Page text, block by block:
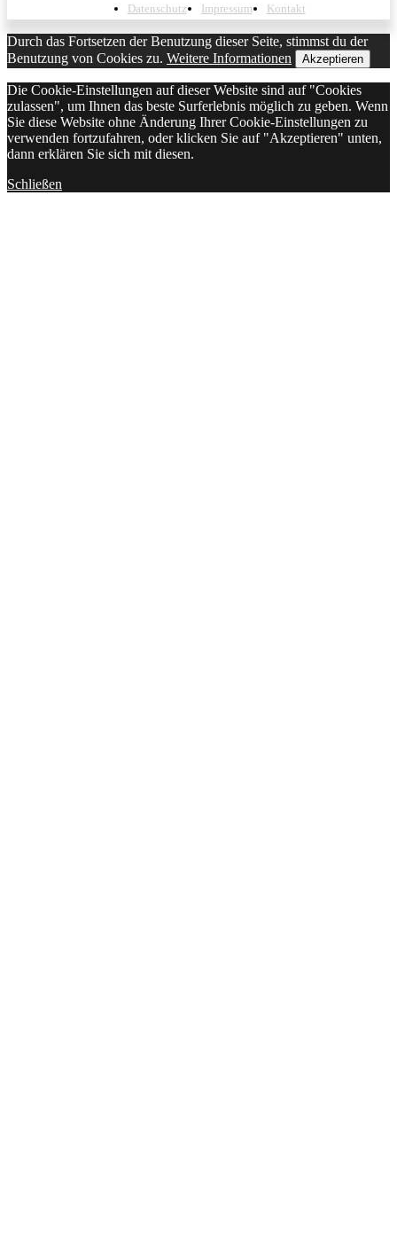
Datenschutz
Impressum Kontakt
Durch das Fortsetzen der Benutzung dieser Seite, stimmst du der
Benutzung von Cookies zu. Weitere Informationen Akzeptieren
Die Cookie-Einstellungen auf dieser Website sind auf "Cookies
zulassen", um Ihnen das beste Surferlebnis möglich zu geben. Wenn
Sie diese Website ohne Änderung Ihrer Cookie-Einstellungen zu
verwenden fortzufahren, oder klicken Sie auf "Akzeptieren" unten,
dann erklären Sie sich mit diesen.
Schließen